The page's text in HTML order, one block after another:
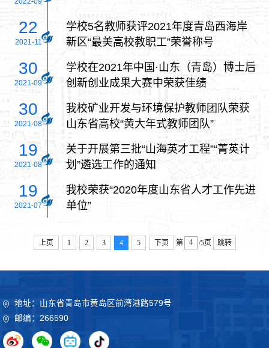
22
2021-11
学校5名教师获评2021年度青岛西海岸
新区“最美高校教职工”荣誉称号
30
2021-09
学校在2021年中国·山东（青岛）博士后
创新创业成果大赛中荣获佳绩
30
2021-08
我校矿业开发与环境保护教师团队荣获
山东省高校“黄大年式教师团队”
19
2021-08
关于开展第三批“山海英才工程”“菁英计
划”遴选工作的通知
19
2021-07
我校荣获“2020年度山东省人才工作先进
单位”
上页 1 2 3 4 5 下页 第 /5页 跳转
地址：山东省青岛市黄岛区前湾港路579号
邮编：266590